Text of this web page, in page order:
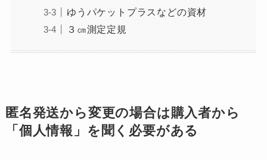
ゆうパケットプラスなどの資材
３㎝測定定規
匿名発送から変更の場合は購入者から
「個人情報」を聞く必要がある